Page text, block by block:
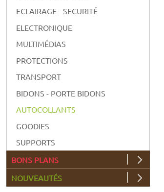
ECLAIRAGE - SECURITÉ
ELECTRONIQUE
MULTIMÉDIAS
PROTECTIONS
TRANSPORT
BIDONS - PORTE BIDONS
AUTOCOLLANTS
GOODIES
SUPPORTS
BONS PLANS
NOUVEAUTÉS